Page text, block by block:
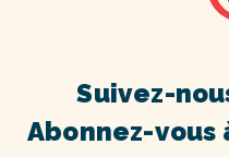
Abonnez-
Suivez-